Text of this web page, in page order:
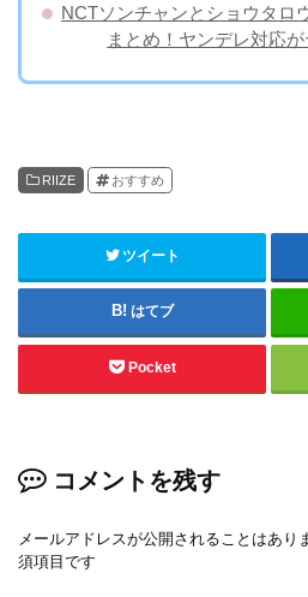
NCTソンチャンとショウタロ
まとめ！ヤンデレ対応
RIIZE おすすめ
ツイート
はてブ
Pocket
コメントを残す
メールアドレスが公開されることはあり
須項目です